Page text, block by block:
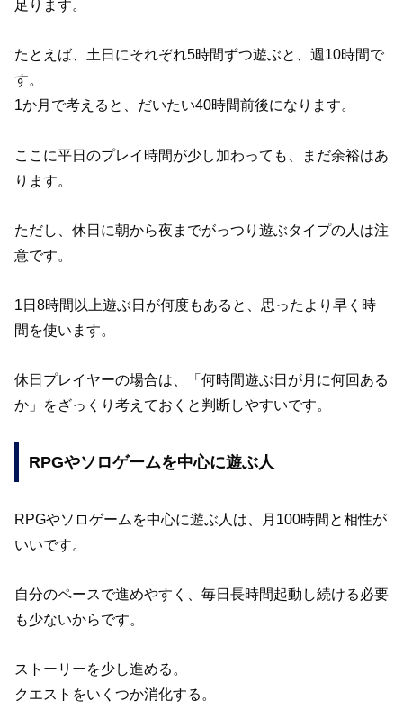
足ります。
たとえば、土日にそれぞれ5時間ずつ遊ぶと、週10時間で
す。
1か月で考えると、だいたい40時間前後になります。
ここに平日のプレイ時間が少し加わっても、まだ余裕はあ
ります。
ただし、休日に朝から夜までがっつり遊ぶタイプの人は注
意です。
1日8時間以上遊ぶ日が何度もあると、思ったより早く時
間を使います。
休日プレイヤーの場合は、「何時間遊ぶ日が月に何回ある
か」をざっくり考えておくと判断しやすいです。
RPGやソロゲームを中心に遊ぶ人
RPGやソロゲームを中心に遊ぶ人は、月100時間と相性が
いいです。
自分のペースで進めやすく、毎日長時間起動し続ける必要
も少ないからです。
ストーリーを少し進める。
クエストをいくつか消化する。